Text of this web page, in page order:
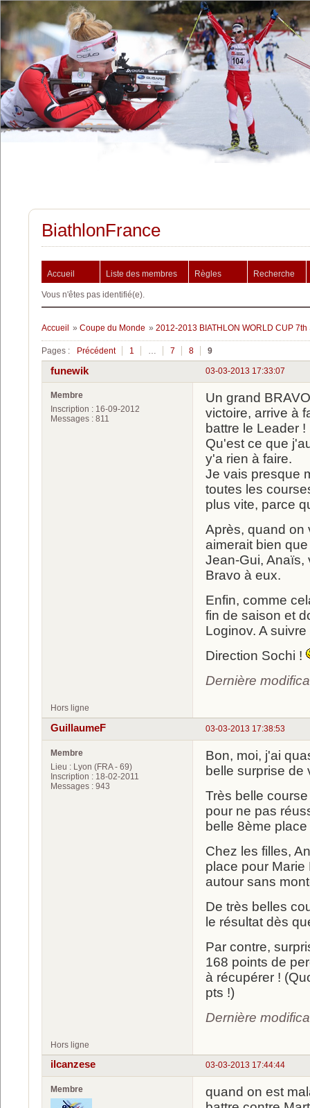
BiathlonFrance
Accueil Liste des membres Règles Recherche
Vous n'êtes pas identifié(e).
Accueil » Coupe du Monde » 2012-2013 BIATHLON WORLD CUP
Pages : Précédent 1 … 7 8 9
03-03-2013 17:33:07
funewik
Membre
Inscription : 16-09-2012
Messages : 811
Un grand
victoire, arrive à
battre le Leader !
Qu'est ce que
y'a rien à faire.
Je vais presque
toutes les
plus vite, parce
Après, quand on
aimerait bien
Jean-Gui, Anaïs,
Bravo à eux.
Enfin, comme
fin de saison et
Loginov. A
Direction Sochi !
Dernière
Hors ligne
03-03-2013 17:38:53
GuillaumeF
Membre
Lieu : Lyon (FRA - 69)
Inscription : 18-02-2011
Messages : 943
Bon, moi, j'ai
belle surprise de
Très belle
pour ne pas
belle 8ème place
Chez les filles,
place pour Marie
autour sans
De très belles
le résultat dès
Par contre,
168 points de
à récupérer !
pts !)
Dernière
Hors ligne
03-03-2013 17:44:44
ilcanzese
Membre
quand on est